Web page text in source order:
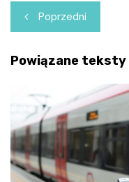
Nawigacja
wpisu
Poprzedni
Powiązane teksty